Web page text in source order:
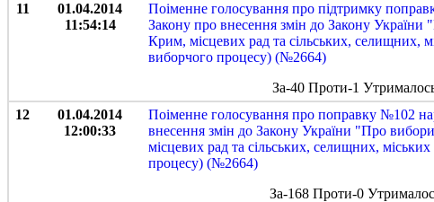
11
01.04.2014
11:54:14
Поіменне голосування про підтримку
Закону про внесення змін до Закону
Крим, місцевих рад та сільських, селищних,
виборчого процесу) (№2664)
За-40 Проти-1
12
01.04.2014
12:00:33
Поіменне голосування про поправку №102
внесення змін до Закону України "Про
місцевих рад та сільських, селищних,
процесу) (№2664)
За-168 Проти-0